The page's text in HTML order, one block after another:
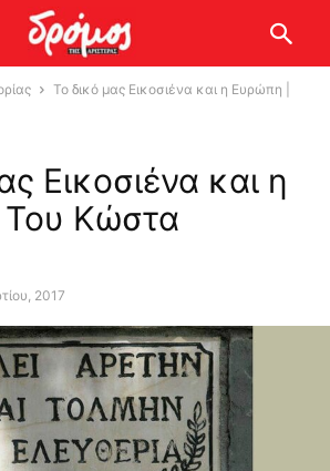
Το δικό μας Εικοσιένα και η Ευρώπη |
Εικοσιένα και η
Κώστα
2017